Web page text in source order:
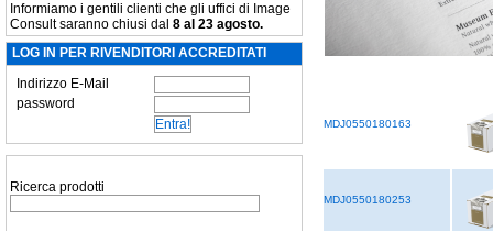
Informiamo i gentili clienti che gli uffici di Image
Consult saranno chiusi dal 8 al 23 agosto.
LOG IN PER RIVENDITORI ACCREDITATI
Indirizzo E-Mail
password
Ricerca prodotti
MDJ0550180163
MDJ0550180253